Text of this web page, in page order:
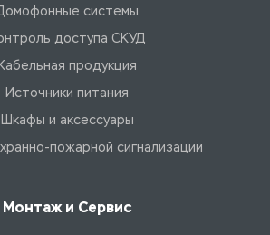
системы
доступа СКУД
Кабельная продукция
Источники питания
Шкафы и аксессуары
пожарной сигнализации
Монтаж и Сервис